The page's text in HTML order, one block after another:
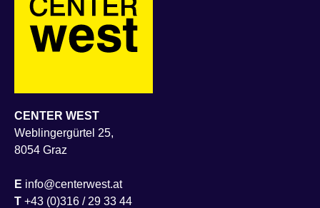
CENTER WEST
Weblingergürtel 25,
8054 Graz
E info@centerwest.at
T +43 (0)316 / 29 33 44